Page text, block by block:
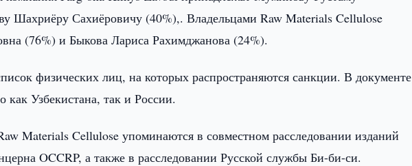
Шахриёру Сахиёровичу (40%),. Владельцами Raw Materials Cellulose
(76%) и Быкова Лариса Рахимджанова (24%).
физических лиц, на которых распространяются санкции. В документе
как Узбекистана, так и России.
Materials Cellulose упоминаются в совместном расследовании изданий
OCCRP, а также в расследовании Русской службы Би-би-си.